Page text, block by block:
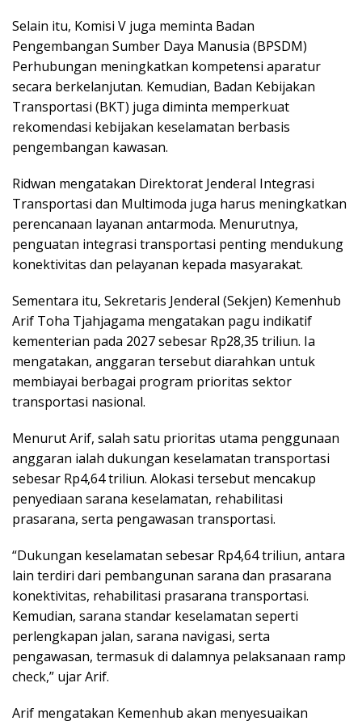
Selain itu, Komisi V juga meminta Badan
Pengembangan Sumber Daya Manusia (BPSDM)
Perhubungan meningkatkan kompetensi aparatur
secara berkelanjutan. Kemudian, Badan Kebijakan
Transportasi (BKT) juga diminta memperkuat
rekomendasi kebijakan keselamatan berbasis
pengembangan kawasan.
Ridwan mengatakan Direktorat Jenderal Integrasi
Transportasi dan Multimoda juga harus meningkatkan
perencanaan layanan antarmoda. Menurutnya,
penguatan integrasi transportasi penting mendukung
konektivitas dan pelayanan kepada masyarakat.
Sementara itu, Sekretaris Jenderal (Sekjen) Kemenhub
Arif Toha Tjahjagama mengatakan pagu indikatif
kementerian pada 2027 sebesar Rp28,35 triliun. Ia
mengatakan, anggaran tersebut diarahkan untuk
membiayai berbagai program prioritas sektor
transportasi nasional.
Menurut Arif, salah satu prioritas utama penggunaan
anggaran ialah dukungan keselamatan transportasi
sebesar Rp4,64 triliun. Alokasi tersebut mencakup
penyediaan sarana keselamatan, rehabilitasi
prasarana, serta pengawasan transportasi.
“Dukungan keselamatan sebesar Rp4,64 triliun, antara
lain terdiri dari pembangunan sarana dan prasarana
konektivitas, rehabilitasi prasarana transportasi.
Kemudian, sarana standar keselamatan seperti
perlengkapan jalan, sarana navigasi, serta
pengawasan, termasuk di dalamnya pelaksanaan ramp
check,” ujar Arif.
Arif mengatakan Kemenhub akan menyesuaikan